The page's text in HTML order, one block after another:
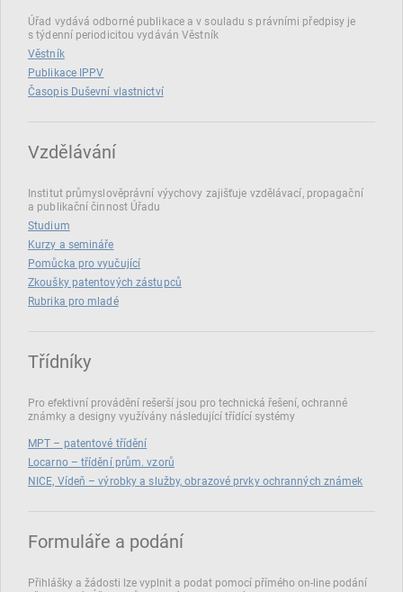
Úřad vydává odborné publikace a v souladu s právními předpisy je
s týdenní periodicitou vydáván Věstník
Věstník
Publikace IPPV
Časopis Duševní vlastnictví
Vzdělávání
Institut průmyslověprávní výychovy zajišťuje vzdělávací, propagační
a publikační činnost Úřadu
Studium
Kurzy a semináře
Pomůcka pro vyučující
Zkoušky patentových zástupců
Rubrika pro mladé
Třídníky
Pro efektivní provádění rešerší jsou pro technická řešení, ochranné
známky a designy využívány následující třídící systémy
MPT – patentové třídění
Locarno – třídění prům. vzorů
NICE, Vídeň – výrobky a služby, obrazové prvky ochranných známek
Formuláře a podání
Přihlášky a žádosti lze vyplnit a podat pomocí přímého on‑line podání